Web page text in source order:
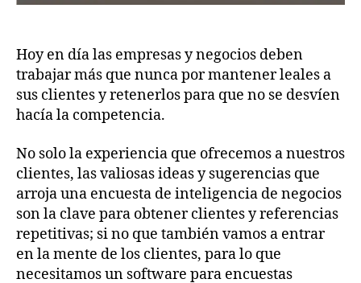
Hoy en día las empresas y negocios deben
trabajar más que nunca por mantener leales a
sus clientes y retenerlos para que no se desvíen
hacía la competencia.
No solo la experiencia que ofrecemos a nuestros
clientes, las valiosas ideas y sugerencias que
arroja una encuesta de inteligencia de negocios
son la clave para obtener clientes y referencias
repetitivas; si no que también vamos a entrar
en la mente de los clientes, para lo que
necesitamos un software para encuestas